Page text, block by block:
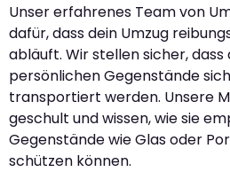
Unser erfahrenes Team von
dafür, dass dein Umzug
abläuft. Wir stellen sicher, dass
persönlichen Gegenstände
transportiert werden. Unsere
geschult und wissen, wie sie
Gegenstände wie Glas oder
schützen können.